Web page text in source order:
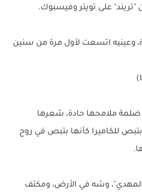
"تريند" على تويتر وفيسبوك.
وعينيه اتسعت لأول مرة من سنين
ضلمة ملامحها حادة، شعرها
للكاميرا كأنها بتبص في روح
المهدي"، وشه في الأرض، ومكتف